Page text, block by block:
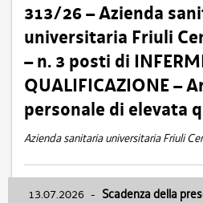
313/26 – Azienda
universitaria Friuli
– n. 3 posti di
QUALIFICAZIONE –
personale di elevata
Azienda sanitaria universitaria Friuli
13.07.2026 - Scadenza della